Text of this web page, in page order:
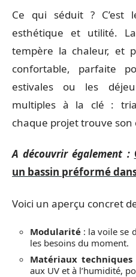
Ce qui séduit ? C’est
esthétique et utilité.
tempère la chaleur, et
confortable, parfaite
estivales ou les
multiples à la clé :
chaque projet trouve
A découvrir également :
un bassin préformé
Voici un aperçu concret
Modularité : la voile se
les besoins du moment.
Matériaux techniques
aux UV et à l’humidité,